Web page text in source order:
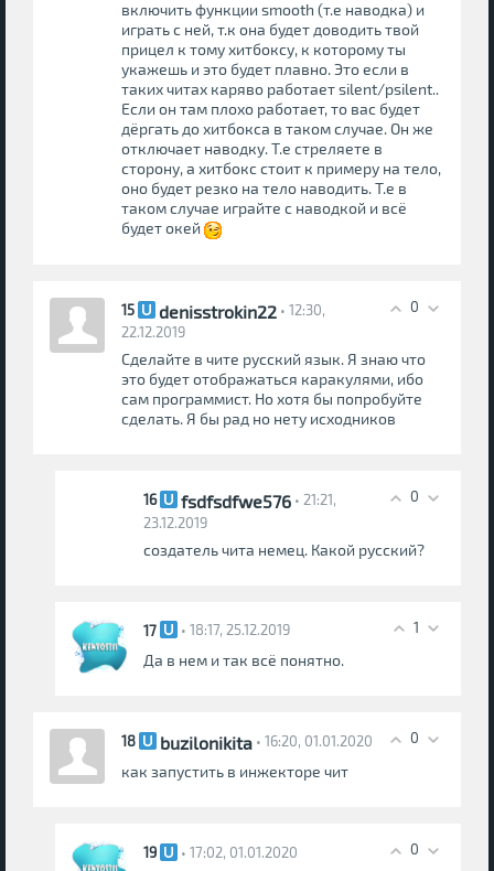
включить функции smooth (т.е наводка) и
играть с ней, т.к она будет доводить твой
прицел к тому хитбоксу, к которому ты
укажешь и это будет плавно. Это если в
таких читах каряво работает silent/psilent..
Если он там плохо работает, то вас будет
дёргать до хитбокса в таком случае. Он же
отключает наводку. Т.е стреляете в
сторону, а хитбокс стоит к примеру на тело,
оно будет резко на тело наводить. Т.е в
таком случае играйте с наводкой и всё
будет окей
0
15 denisstrokin22 • 12:30,
22.12.2019
Сделайте в чите русский язык. Я знаю что
это будет отображаться каракулями, ибо
сам программист. Но хотя бы попробуйте
сделать. Я бы рад но нету исходников
0
16 fsdfsdfwe576 • 21:21,
23.12.2019
создатель чита немец. Какой русский?
1
17 • 18:17, 25.12.2019
Да в нем и так всё понятно.
0
18 buzilonikita • 16:20, 01.01.2020
как запустить в инжекторе чит
0
19 • 17:02, 01.01.2020